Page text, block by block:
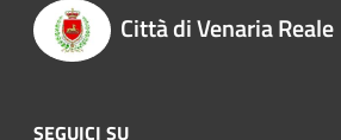
Città di Venaria Reale
SEGUICI SU